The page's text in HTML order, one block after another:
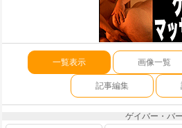
一覧表示 画像一覧
記事編集
ゲイバー・バー